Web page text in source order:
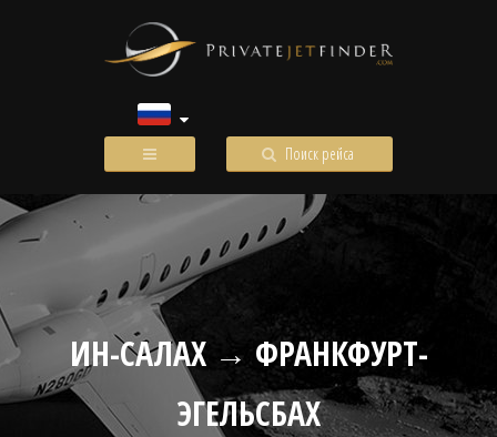
Поиск рейса
ИН-САЛАХ → ФРАНКФУРТ-
ЭГЕЛЬСБАХ